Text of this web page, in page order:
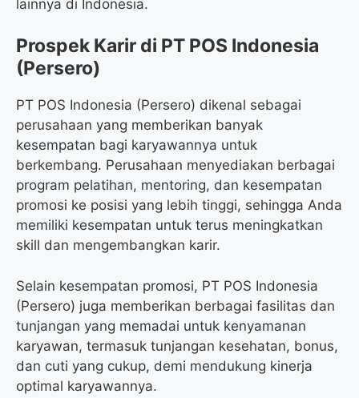
lainnya di Indonesia.
Prospek Karir di PT POS Indonesia
(Persero)
PT POS Indonesia (Persero) dikenal sebagai
perusahaan yang memberikan banyak
kesempatan bagi karyawannya untuk
berkembang. Perusahaan menyediakan berbagai
program pelatihan, mentoring, dan kesempatan
promosi ke posisi yang lebih tinggi, sehingga Anda
memiliki kesempatan untuk terus meningkatkan
skill dan mengembangkan karir.
Selain kesempatan promosi, PT POS Indonesia
(Persero) juga memberikan berbagai fasilitas dan
tunjangan yang memadai untuk kenyamanan
karyawan, termasuk tunjangan kesehatan, bonus,
dan cuti yang cukup, demi mendukung kinerja
optimal karyawannya.